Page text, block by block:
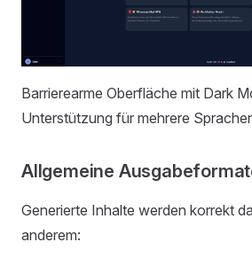
Barrierearme Oberfläche mit Dark
Unterstützung für mehrere
Allgemeine
Generierte Inhalte werden korrekt
anderem: